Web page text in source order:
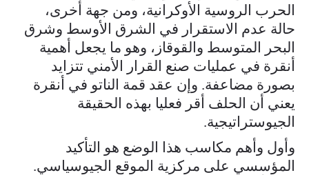
الحرب الروسية الأوكرانية، ومن جهة أخرى،
حالة عدم الاستقرار في الشرق الأوسط وشرق
البحر المتوسط والقوقاز، وهو ما يجعل أهمية
أنقرة في عمليات صنع القرار الأمني تتزايد
بصورة مضاعفة. وإن عقد قمة الناتو في أنقرة
يعني أن الحلف أقر فعليا بهذه الحقيقة
الجيوستراتيجية.
وأول وأهم مكاسب هذا الوضع هو التأكيد
المؤسسي على مركزية الموقع الجيوسياسي.